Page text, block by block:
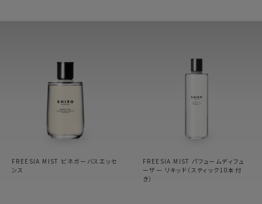
FREESIA MIST ビネガーバスエッセ
ンス
FREESIA MIST パフュームディフュ
ーザー リキッド（スティック10本付
き）